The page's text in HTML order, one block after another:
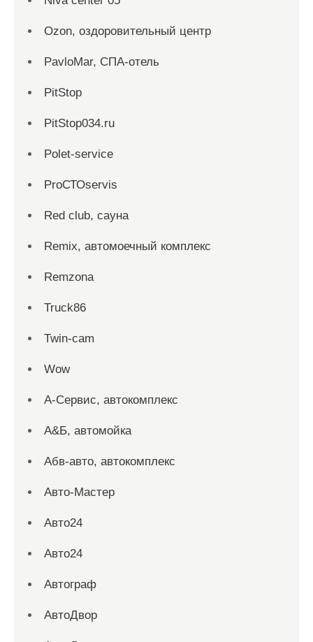
Ozon, оздоровительный центр
PavloMar, СПА-отель
PitStop
PitStop034.ru
Polet-service
ProСТОservis
Red сlub, сауна
Remix, автомоечный комплекс
Remzona
Truck86
Twin-cam
Wow
А-Сервис, автокомплекс
А&Б, автомойка
Абв-авто, автокомплекс
Авто-Мастер
Авто24
Авто24
Автограф
АвтоДвор